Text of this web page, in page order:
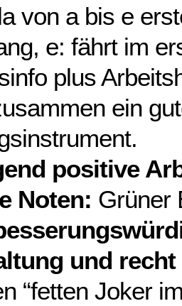
von a bis e
e: fährt im
plus
ein
positive
Noten: Grüner
und recht
“fetten Joker